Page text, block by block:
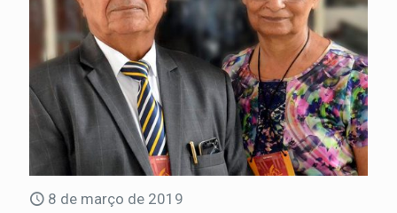
8 de março de 2019